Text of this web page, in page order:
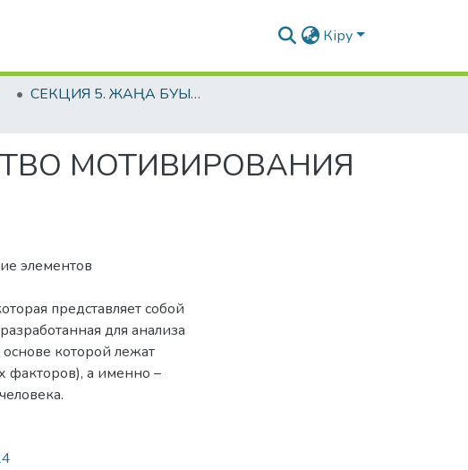
Кіру
СЕКЦИЯ 5. ЖАҢА БУЫН ЖАС МАМАНДАРДЫҢҚҰНДЫЛЫҚТАРЫ МЕН МҰРАТТАРЫ / ЦЕННОСТИ И ИДЕАЛЫ НОВОГО ПОКОЛЕНИЯ МОЛОДЫХ СПЕЦИАЛИСТОВ
МОТИВИРОВАНИЯ
элементов
представляет собой
для анализа
которой лежат
факторов), а именно –